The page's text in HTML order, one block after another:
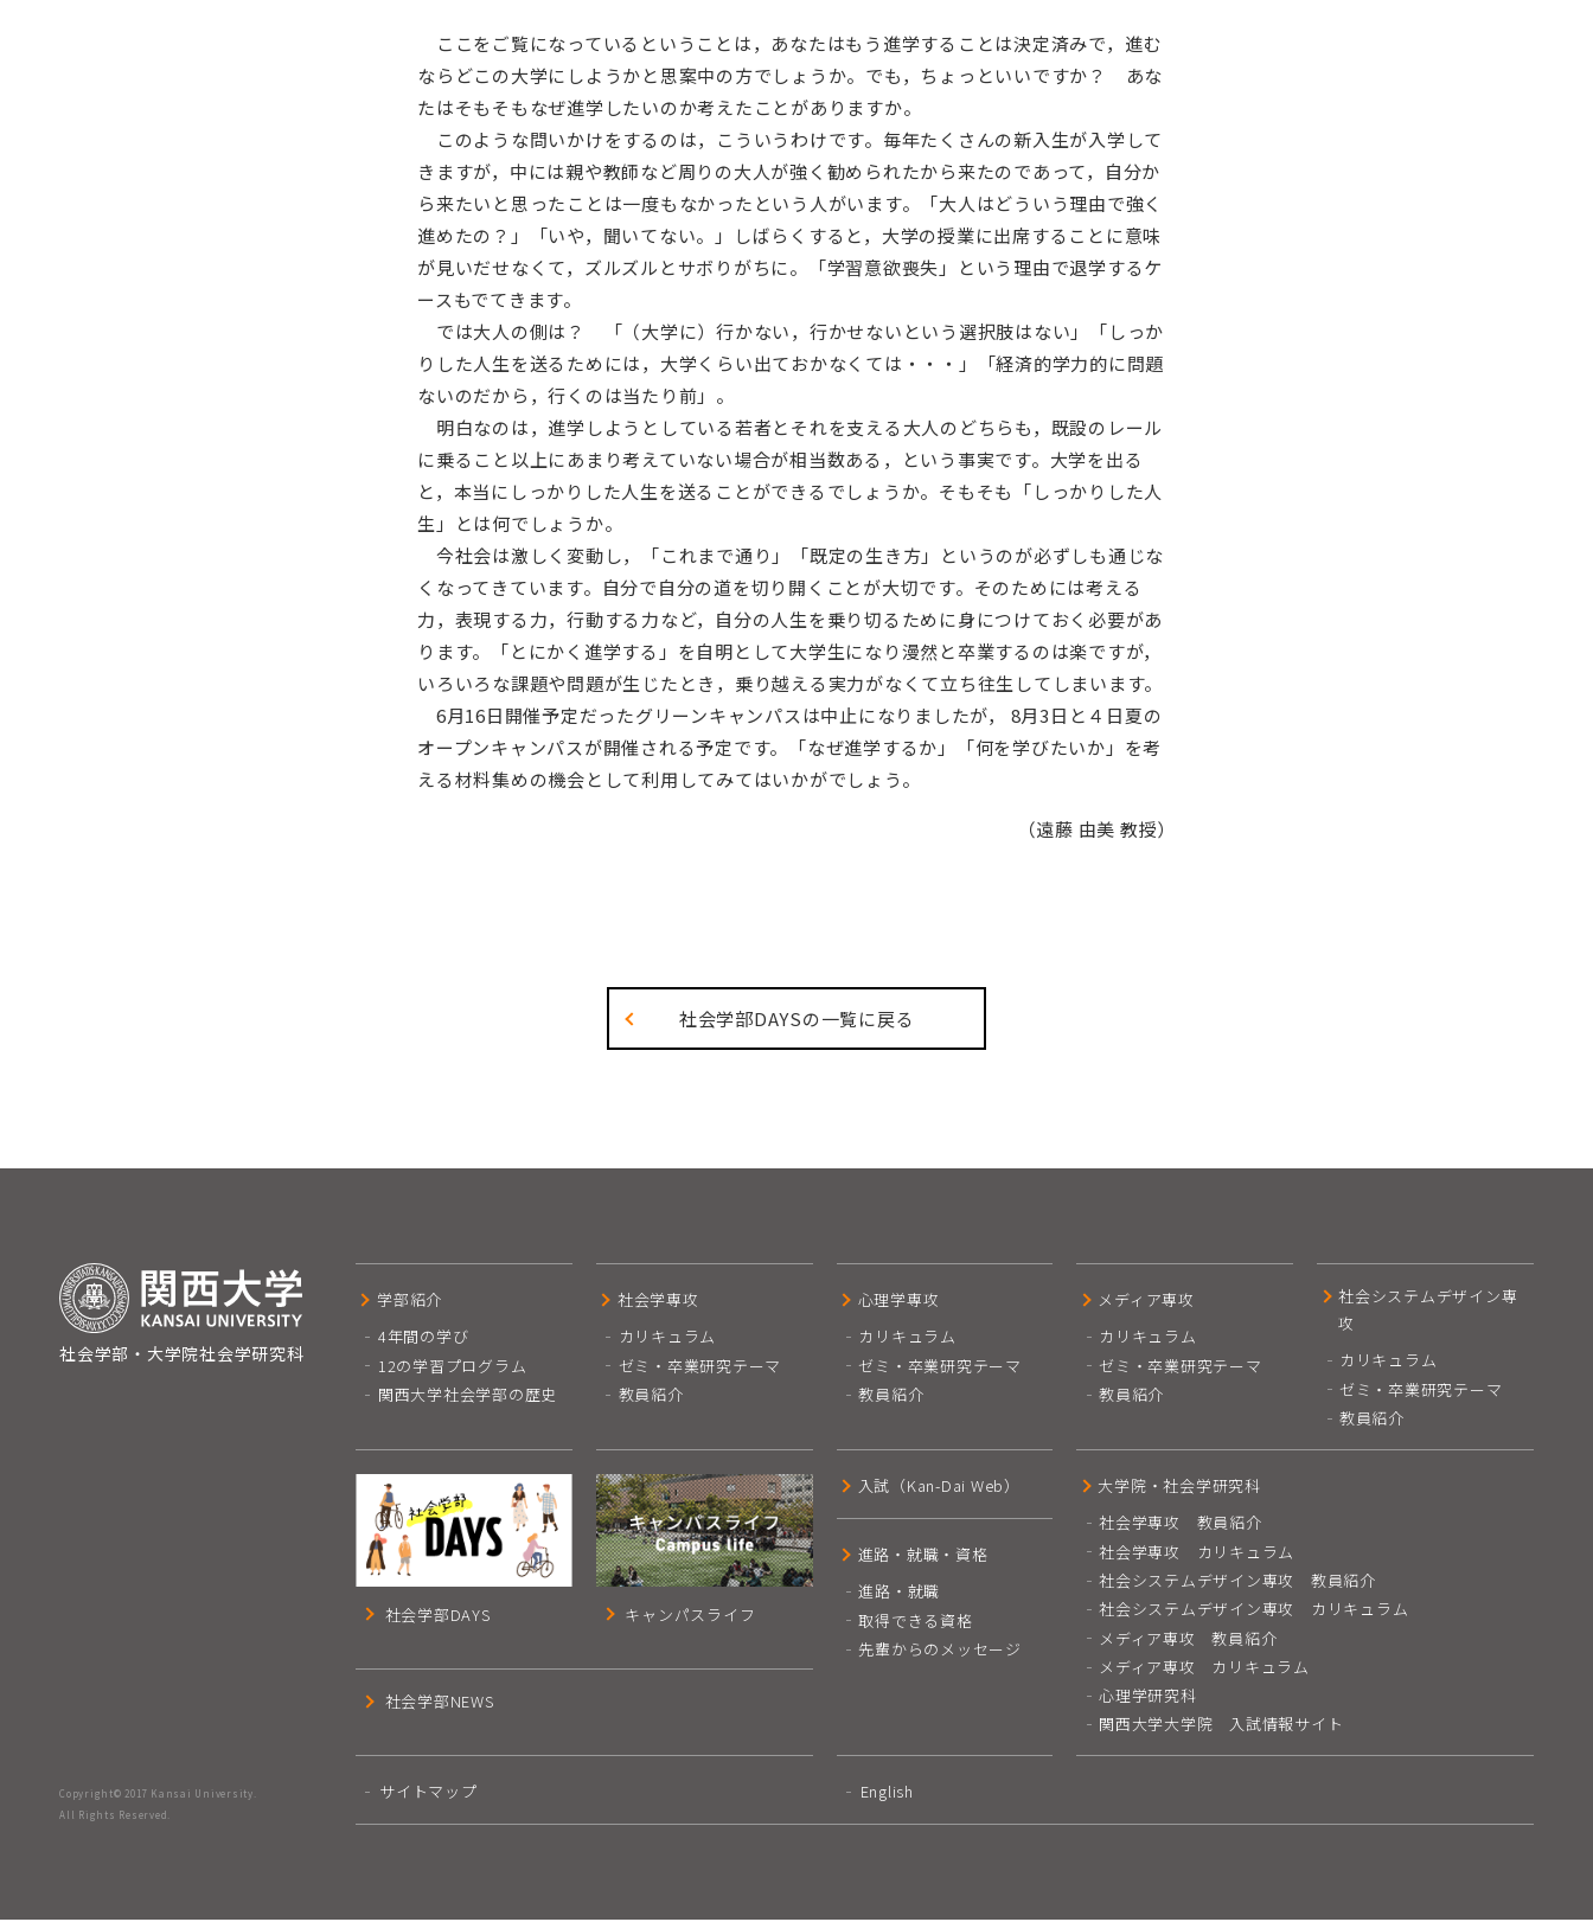
ここをご覧になっているということは，あなたはもう進学することは決定済みで，進む
ならどこの大学にしようかと思案中の方でしょうか。でも，ちょっといいですか？ あな
たはそもそもなぜ進学したいのか考えたことがありますか。
このような問いかけをするのは，こういうわけです。毎年たくさんの新入生が入学して
きますが，中には親や教師など周りの大人が強く勧められたから来たのであって，自分か
ら来たいと思ったことは一度もなかったという人がいます。「大人はどういう理由で強く
進めたの？」「いや，聞いてない。」しばらくすると，大学の授業に出席することに意味
が見いだせなくて，ズルズルとサボりがちに。「学習意欲喪失」という理由で退学するケ
ースもでてきます。
では大人の側は？ 「（大学に）行かない，行かせないという選択肢はない」「しっか
りした人生を送るためには，大学くらい出ておかなくては・・・」「経済的学力的に問題
ないのだから，行くのは当たり前」。
明白なのは，進学しようとしている若者とそれを支える大人のどちらも，既設のレール
に乗ること以上にあまり考えていない場合が相当数ある，という事実です。大学を出る
と，本当にしっかりした人生を送ることができるでしょうか。そもそも「しっかりした人
生」とは何でしょうか。
今社会は激しく変動し，「これまで通り」「既定の生き方」というのが必ずしも通じな
くなってきています。自分で自分の道を切り開くことが大切です。そのためには考える
力，表現する力，行動する力など，自分の人生を乗り切るために身につけておく必要があ
ります。「とにかく進学する」を自明として大学生になり漫然と卒業するのは楽ですが，
いろいろな課題や問題が生じたとき，乗り越える実力がなくて立ち往生してしまいます。
6月16日開催予定だったグリーンキャンパスは中止になりましたが， 8月3日と４日夏の
オープンキャンパスが開催される予定です。「なぜ進学するか」「何を学びたいか」を考
える材料集めの機会として利用してみてはいかがでしょう。
（遠藤 由美 教授）
社会学部DAYSの一覧に戻る
学部紹介
4年間の学び
12の学習プログラム
関西大学社会学部の歴史
社会学専攻
カリキュラム
ゼミ・卒業研究テーマ
教員紹介
心理学専攻
カリキュラム
ゼミ・卒業研究テーマ
教員紹介
メディア専攻
カリキュラム
ゼミ・卒業研究テーマ
教員紹介
社会システムデザイン専
攻
カリキュラム
ゼミ・卒業研究テーマ
教員紹介
社会学部DAYS キャンパスライフ
社会学部NEWS
入試（Kan-Dai Web）
進路・就職・資格
進路・就職
取得できる資格
先輩からのメッセージ
大学院・社会学研究科
社会学専攻 教員紹介
社会学専攻 カリキュラム
社会システムデザイン専攻 教員紹介
社会システムデザイン専攻 カリキュラム
メディア専攻 教員紹介
メディア専攻 カリキュラム
心理学研究科
関西大学大学院 入試情報サイト
サイトマップ English
社会学部・ 大学院社会学研究科
Copyright© 2017 Kansai University.
All Rights Reserved.